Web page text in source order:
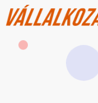
Ugrás
tartalomra